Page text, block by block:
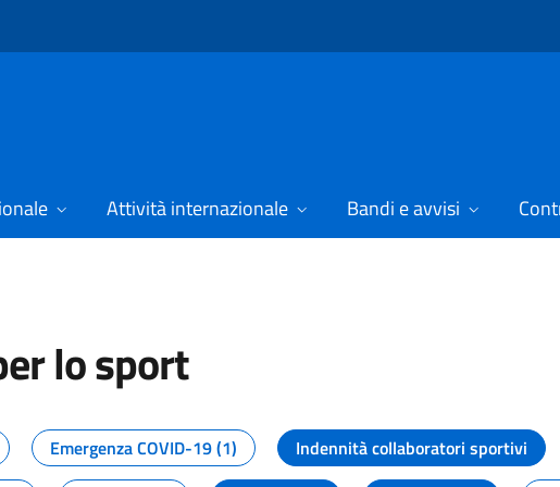
Attività internazionale Bandi e avvisi
lo sport
dal Dipartimento per lo sport
Emergenza COVID-19 (1) Indennità collaboratori sportivi